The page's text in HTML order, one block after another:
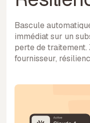
Bascule
immédiat sur un
perte de traitement.
fournisseur,